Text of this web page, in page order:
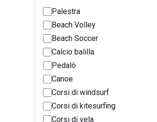
Palestra
Beach Volley
Beach Soccer
Calcio balilla
Pedalò
Canoe
Corsi di windsurf
Corsi di kitesurfing
Corsi di vela